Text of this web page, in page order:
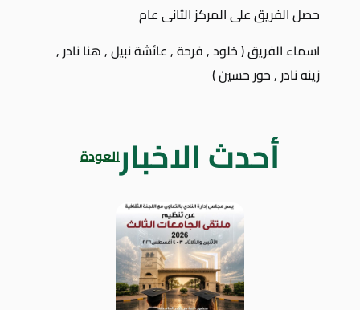
حصل الفريق على المركز الثانى عام
اسماء الفريق ( خلود , فرحة , عائشة نبيل , هنا نادر ,
زينه نادر , حور حسين )
أحدث الاخبارالعودة